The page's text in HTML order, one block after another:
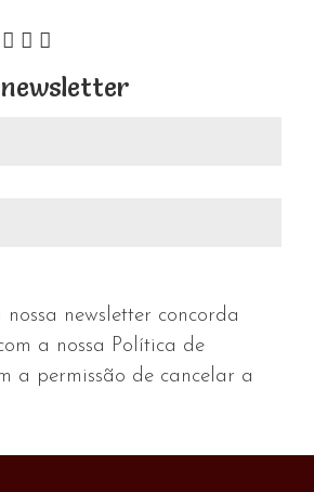
nossa newsletter concorda
a nossa Política de
a permissão de cancelar a